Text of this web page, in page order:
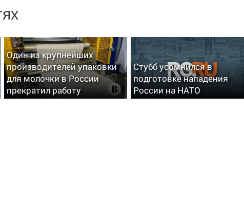
Один из крупнейших
производителей упаковки
для молочки в России
прекратил работу
Стубб усомнился в
подготовке нападения
России на НАТО